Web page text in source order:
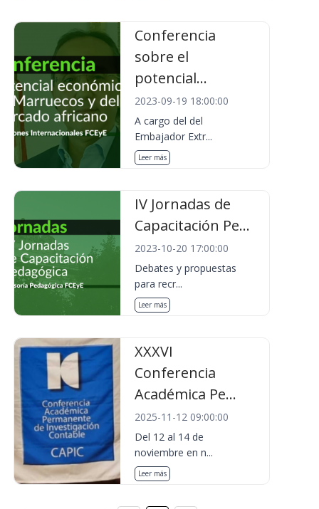
Conferencia
sobre el
potencial...
2023-09-19 18:00:00
A cargo del del
Embajador Extr...
Leer más
IV Jornadas de
Capacitación Pe...
2023-10-20 17:00:00
Debates y propuestas
para recr...
Leer más
XXXVI
Conferencia
Académica Pe...
2025-11-12 09:00:00
Del 12 al 14 de
noviembre en n...
Leer más